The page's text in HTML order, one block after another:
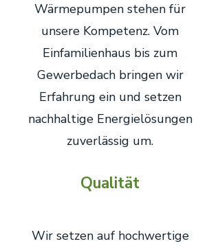
Wärmepumpen stehen für
unsere Kompetenz. Vom
Einfamilienhaus bis zum
Gewerbedach bringen wir
Erfahrung ein und setzen
nachhaltige Energielösungen
zuverlässig um.
Qualität
Wir setzen auf hochwertige